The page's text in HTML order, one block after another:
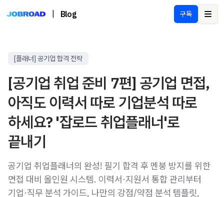
Blog 구독
[플래너] 공기업 합격 전략
[공기업 취업 준비 7편] 공기업 면접,
아직도 이력서 따로 기업분석 따로
하세요? '잡로드 취업플래너'로
끝내기
공기업 취업플래너의 완성! 필기 합격 후 멘붕 방지를 위한
면접 대비 올인원 시스템. 이력서·지원서 통합 관리부터
기업·직무 분석 가이드, 나만의 강점/약점 분석 템플릿,